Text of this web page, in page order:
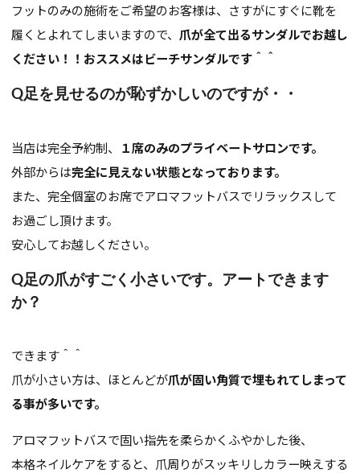
フットのみの施術をご希望のお客様は、さすがにすぐに靴を
履くとよれてしまいますので、爪が全て出るサンダルでお越し
ください！！おススメはビーチサンダルです＾＾
Q足を見せるのが恥ずかしいのですが・・
当店は完全予約制、
１席のみのプライベートサロンです。
外部からは完全に見えない状態となっております。
また、完全個室のお席でアロマフットバスでリラックスして
お過ごし頂けます。
安心してお越しください。
Q足の爪がすごく小さいです。アートできます
か？
できます＾＾
爪が小さい方は、ほとんどが爪が固い角質で埋もれてしまって
る事が多いです。
アロマフットバスで固い指先を柔らかくふやかした後、
本格ネイルケアをすると、爪周りがスッキリしカラー映えする